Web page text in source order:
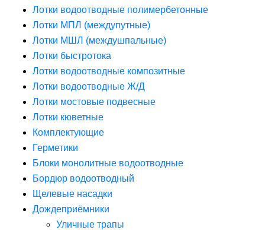
Лотки водоотводные полимербетонные
Лотки МПЛ (междупутные)
Лотки МШЛ (междушпальные)
Лотки быстротока
Лотки водоотводные композитные
Лотки водоотводные Ж/Д
Лотки мостовые подвесные
Лотки кюветные
Комплектующие
Герметики
Блоки монолитные водоотводные
Бордюр водоотводный
Щелевые насадки
Дождеприёмники
Уличные трапы